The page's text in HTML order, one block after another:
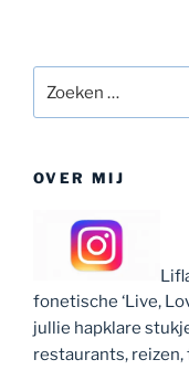
naar:
OVER MIJ
fonetische ‘Live,
jullie hapklare
restaurants,